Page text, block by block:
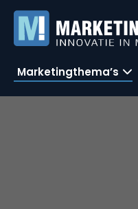
Marketingthema’s